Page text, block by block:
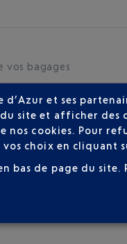
vos bagages
sur la Côte
d’Azur et ses
site et afficher des
nos cookies. Pour
vos choix en cliquant
bas de page du site.